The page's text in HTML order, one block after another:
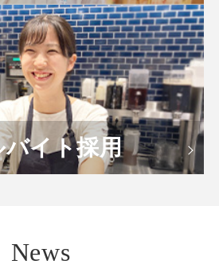
バイト採用
News